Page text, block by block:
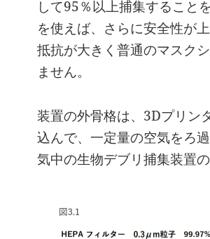
して95％以上捕集すること
を使えば、さらに安全性が
抵抗が大きく普通のマスク
ません。
装置の外骨格は、3Dプリン
込んで、一定量の空気をろ
気中の生物デブリ捕集装置